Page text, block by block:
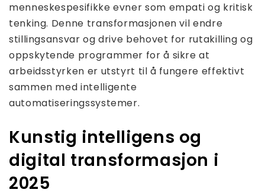
menneskespesifikke evner som empati og kritisk
tenking. Denne transformasjonen vil endre
stillingsansvar og drive behovet for rutakilling og
oppskytende programmer for å sikre at
arbeidsstyrken er utstyrt til å fungere effektivt
sammen med intelligente
automatiseringssystemer.
Kunstig intelligens og
digital transformasjon i
2025